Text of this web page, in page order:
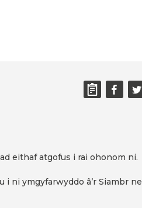
eithaf atgofus i rai ohonom ni.
ni ymgyfarwyddo â’r Siambr